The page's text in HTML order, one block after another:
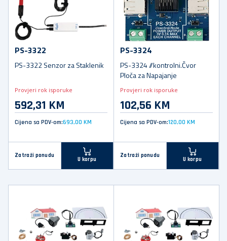
PS-3322
PS-3322 Senzor za Staklenik
Provjeri rok isporuke
592,31 KM
Cijena sa PDV-om:693,00 KM
Zatraži ponudu
U korpu
PS-3324
PS-3324 //kontrolni.Čvor
Ploča za Napajanje
Provjeri rok isporuke
102,56 KM
Cijena sa PDV-om:120,00 KM
Zatraži ponudu
U korpu